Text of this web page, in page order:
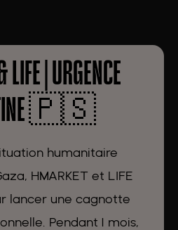
LIFE | URGENCE
🇵🇸
humanitaire
HMARKET et LIFE
lancer une cagnotte
Pendant 1 mois,